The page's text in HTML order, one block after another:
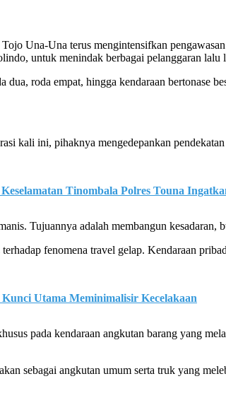
Una-Una terus mengintensifkan
untuk menindak berbagai pelanggaran lalu
roda empat, hingga kendaraan bertonase
kali ini, pihaknya mengedepankan
Tinombala Polres Touna
Tujuannya adalah membangun
fenomena travel gelap. Kendaraan
Utama Meminimalisir Kecelakaan
pada kendaraan angkutan barang yang
sebagai angkutan umum serta truk yang